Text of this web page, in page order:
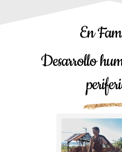
En
Desarrollo